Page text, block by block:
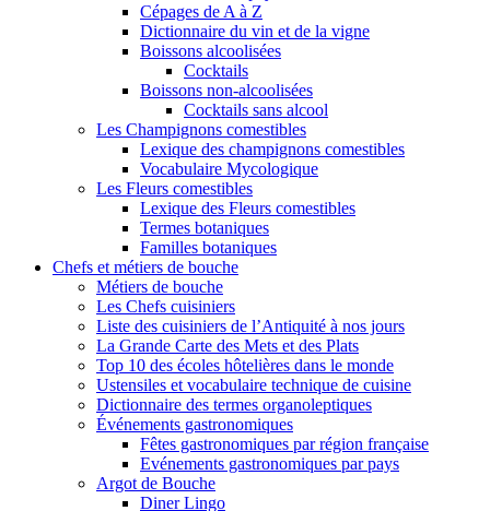
Cépages de A à Z
Dictionnaire du vin et de la vigne
Boissons alcoolisées
Cocktails
Boissons non-alcoolisées
Cocktails sans alcool
Les Champignons comestibles
Lexique des champignons comestibles
Vocabulaire Mycologique
Les Fleurs comestibles
Lexique des Fleurs comestibles
Termes botaniques
Familles botaniques
Chefs et métiers de bouche
Métiers de bouche
Les Chefs cuisiniers
Liste des cuisiniers de l’Antiquité à nos jours
La Grande Carte des Mets et des Plats
Top 10 des écoles hôtelières dans le monde
Ustensiles et vocabulaire technique de cuisine
Dictionnaire des termes organoleptiques
Événements gastronomiques
Fêtes gastronomiques par région française
Evénements gastronomiques par pays
Argot de Bouche
Diner Lingo